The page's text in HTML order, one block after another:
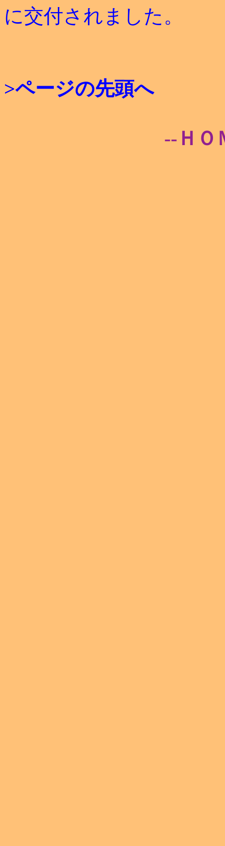
に交付されました。
>ページの先頭へ
--ＨＯ